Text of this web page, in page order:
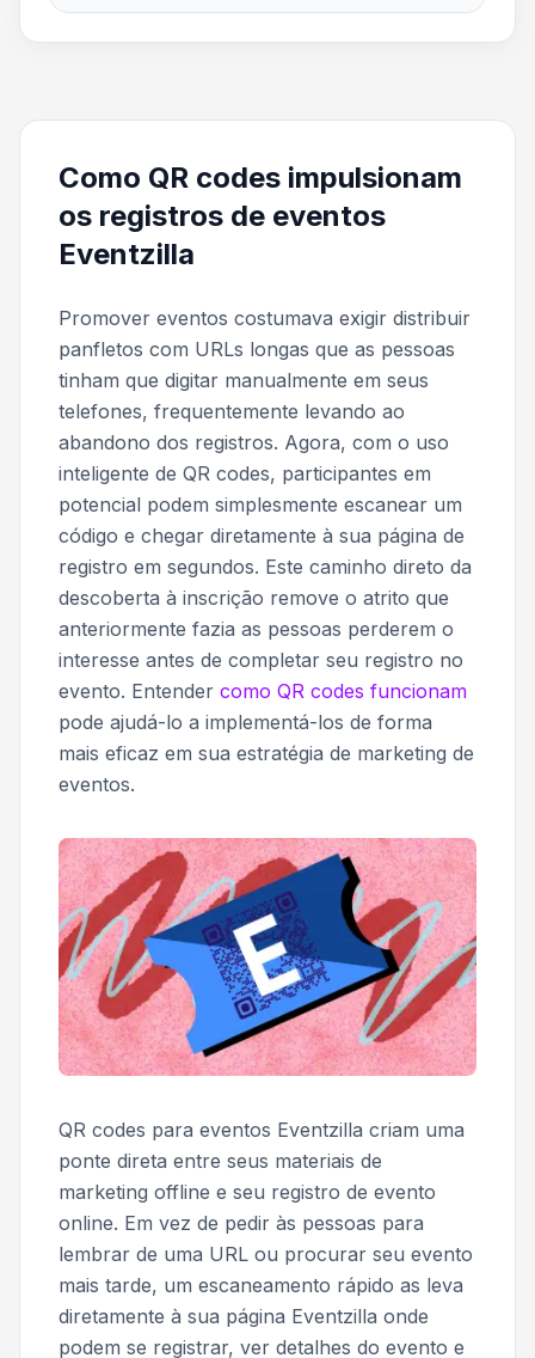
Como QR codes impulsionam
os registros de eventos
Eventzilla
Promover eventos costumava exigir distribuir
panfletos com URLs longas que as pessoas
tinham que digitar manualmente em seus
telefones, frequentemente levando ao
abandono dos registros. Agora, com o uso
inteligente de QR codes, participantes em
potencial podem simplesmente escanear um
código e chegar diretamente à sua página de
registro em segundos. Este caminho direto da
descoberta à inscrição remove o atrito que
anteriormente fazia as pessoas perderem o
interesse antes de completar seu registro no
evento. Entender como QR codes funcionam
pode ajudá-lo a implementá-los de forma
mais eficaz em sua estratégia de marketing de
eventos.
QR codes para eventos Eventzilla criam uma
ponte direta entre seus materiais de
marketing offline e seu registro de evento
online. Em vez de pedir às pessoas para
lembrar de uma URL ou procurar seu evento
mais tarde, um escaneamento rápido as leva
diretamente à sua página Eventzilla onde
podem se registrar, ver detalhes do evento e